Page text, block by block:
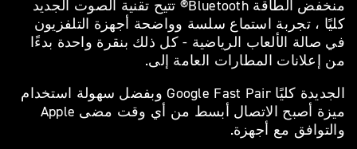
منخفض الطاقة Bluetooth® تتيح تقنية الصوت الجديد
كليًا ، تجربة استماع سلسة وواضحة أجهزة التلفزيون
في صالة الألعاب الرياضية - كل ذلك بنقرة واحدة بدءًا
من إعلانات المطارات العامة إلى.
الجديدة كليًا Google Fast Pair وبفضل سهولة استخدام
ميزة أصبح الاتصال أبسط من أي وقت مضى Apple
والتوافق مع أجهزة.